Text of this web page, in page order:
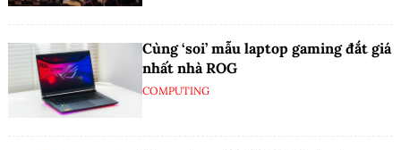
Cùng ‘soi’ mẫu laptop gaming đắt giá
nhất nhà ROG
COMPUTING